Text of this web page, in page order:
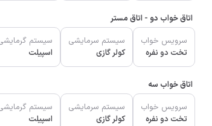
اتاق خواب دو - اتاق مستر
سرویس خواب
تخت دو نفره
سیستم سرمایشی
کولر گازی
سیستم
اسپیلت
اتاق خواب سه
سرویس خواب
تخت دو نفره
سیستم سرمایشی
کولر گازی
سیستم
اسپیلت